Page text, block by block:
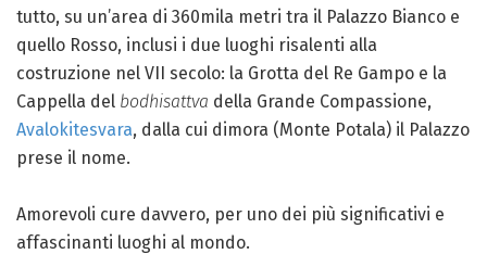
tutto, su un’area di 360mila metri tra il Palazzo Bianco e
quello Rosso, inclusi i due luoghi risalenti alla
costruzione nel VII secolo: la Grotta del Re Gampo e la
Cappella del bodhisattva della Grande Compassione,
Avalokitesvara, dalla cui dimora (Monte Potala) il Palazzo
prese il nome.
Amorevoli cure davvero, per uno dei più significativi e
affascinanti luoghi al mondo.